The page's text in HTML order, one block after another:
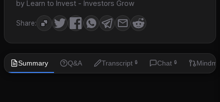
by Learn to Invest - Investors Grow
Share:
Summary Q&A Transcript 🔒 Chat 🔒